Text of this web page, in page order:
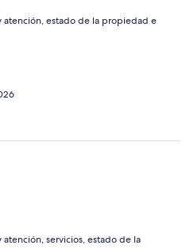
atención, estado de la propiedad e
atención, servicios, estado de la